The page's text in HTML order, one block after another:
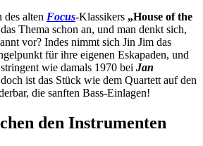
des alten Focus-Klassikers „House of the
Thema schon an, und man denkt sich,
vor? Indes nimmt sich Jin Jim das
für ihre eigenen Eskapaden, und
wie damals 1970 bei Jan
ist das Stück wie dem Quartett auf den
die sanften Bass-Einlagen!
den Instrumenten